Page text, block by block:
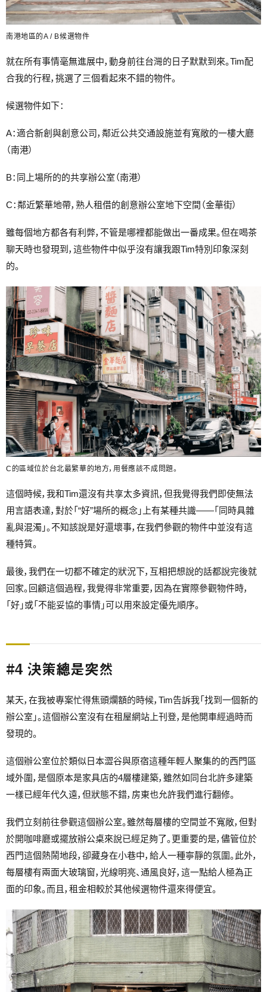
南港地區的A / B候選物件
就在所有事情毫無進展中，動身前往台灣的日子默默到來。Tim配
合我的行程，挑選了三個看起來不錯的物件。
候選物件如下：
A：適合新創與創意公司，鄰近公共交通設施並有寬敞的一樓大廳
（南港）
B：同上場所的的共享辦公室（南港）
C：鄰近繁華地帶，熟人租借的創意辦公室地下空間（金華街）
雖每個地方都各有利弊，不管是哪裡都能做出一番成果。但在喝茶
聊天時也發現到，這些物件中似乎沒有讓我跟Tim特別印象深刻
的。
C的區域位於台北最繁華的地方，用餐應該不成問題。
這個時候，我和Tim還沒有共享太多資訊，但我覺得我們即使無法
用言語表達，對於「“好”場所的概念」上有某種共識——「同時具雜
亂與混濁」。不知該說是好還壞事，在我們參觀的物件中並沒有這
種特質。
最後，我們在一切都不確定的狀況下，互相把想說的話都說完後就
回家。回顧這個過程，我覺得非常重要，因為在實際參觀物件時，
「好」或「不能妥協的事情」可以用來設定優先順序。
#4 決策總是突然
某天，在我被專案忙得焦頭爛額的時候，Tim告訴我「找到一個新的
辦公室」。這個辦公室沒有在租屋網站上刊登，是他開車經過時而
發現的。
這個辦公室位於類似日本澀谷與原宿這種年輕人聚集的的西門區
域外圍，是個原本是家具店的4層樓建築，雖然如同台北許多建築
一樣已經年代久遠，但狀態不錯，房東也允許我們進行翻修。
我們立刻前往參觀這個辦公室。雖然每層樓的空間並不寬敞，但對
於開咖啡廳或擺放辦公桌來說已經足夠了。更重要的是，儘管位於
西門這個熱鬧地段，卻藏身在小巷中，給人一種寧靜的氛圍。此外，
每層樓有兩面大玻璃窗，光線明亮、通風良好，這一點給人極為正
面的印象。而且，租金相較於其他候選物件還來得便宜。